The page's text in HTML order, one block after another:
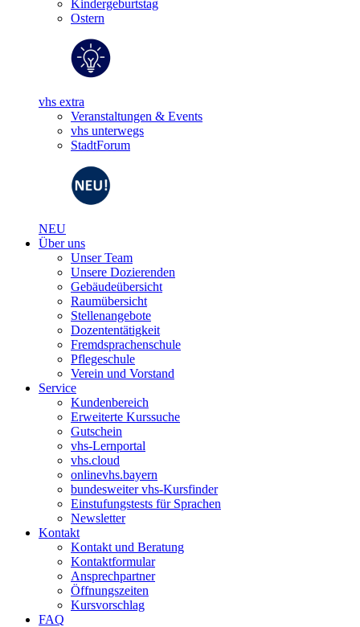
Kindergeburtstag
Ostern
vhs extra
Veranstaltungen & Events
vhs unterwegs
StadtForum
NEU
Über uns
Unser Team
Unsere Dozierenden
Gebäudeübersicht
Raumübersicht
Stellenangebote
Dozententätigkeit
Fremdsprachenschule
Pflegeschule
Verein und Vorstand
Service
Kundenbereich
Erweiterte Kurssuche
Gutschein
vhs-Lernportal
vhs.cloud
onlinevhs.bayern
bundesweiter vhs-Kursfinder
Einstufungstests für Sprachen
Newsletter
Kontakt
Kontakt und Beratung
Kontaktformular
Ansprechpartner
Öffnungszeiten
Kursvorschlag
FAQ